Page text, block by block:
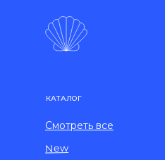
КАТАЛОГ
Смотреть все
New